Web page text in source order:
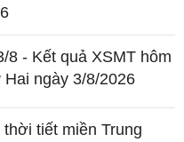
8 - Kết quả XSMT hôm
Hai ngày 3/8/2026
tiết miền Trung